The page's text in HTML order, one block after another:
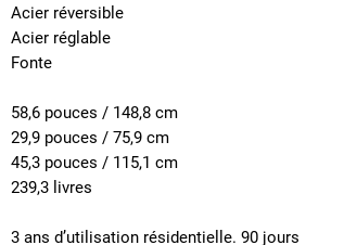
Acier réversible
Acier réglable
Fonte
58,6 pouces / 148,8 cm
29,9 pouces / 75,9 cm
45,3 pouces / 115,1 cm
239,3 livres
3 ans d’utilisation résidentielle. 90 jours